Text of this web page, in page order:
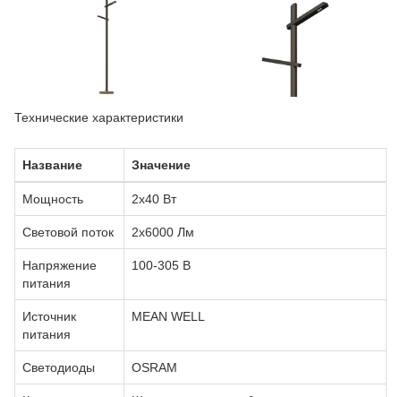
Технические характеристики
Название Значение
Мощность 2х40 Вт
Световой поток 2х6000 Лм
Напряжение
питания
100-305 В
Источник
питания
MEAN WELL
Светодиоды OSRAM